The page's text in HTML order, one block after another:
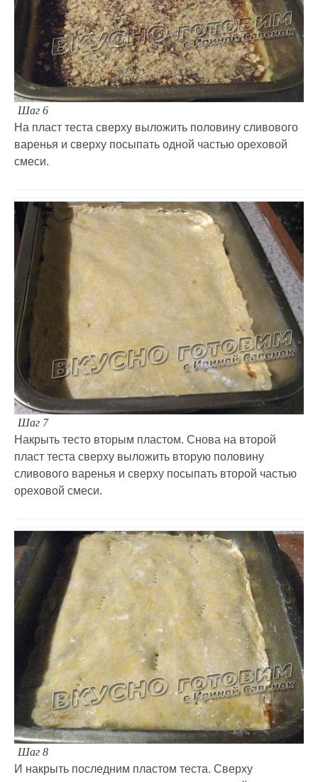
Шаг 6
На пласт теста сверху выложить половину сливового
варенья и сверху посыпать одной частью ореховой
смеси.
Шаг 7
Накрыть тесто вторым пластом. Снова на второй
пласт теста сверху выложить вторую половину
сливового варенья и сверху посыпать второй частью
ореховой смеси.
Шаг 8
И накрыть последним пластом теста. Сверху